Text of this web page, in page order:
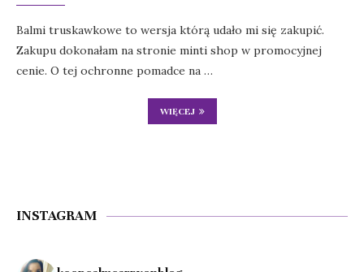
Balmi truskawkowe to wersja którą udało mi się zakupić.
Zakupu dokonałam na stronie minti shop w promocyjnej
cenie. O tej ochronne pomadce na …
WIĘCEJ
INSTAGRAM